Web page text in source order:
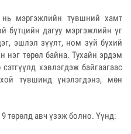
мэргэжлийн түвшний хамт
бүтцийн дагуу мэргэжлийн үг
эшлэл зүүлт, ном зүй бүхий
төрөл байна. Тухайн эрдэм
хэвлэгдэж байгаагаас
түвшинд үнэлэгдэнэ, мөн
төрөлд авч үзэж болно. Үүнд: